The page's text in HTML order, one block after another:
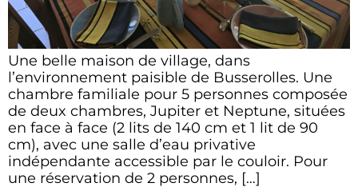
Une belle maison de village, dans
l’environnement paisible de Busserolles. Une
chambre familiale pour 5 personnes composée
de deux chambres, Jupiter et Neptune, situées
en face à face (2 lits de 140 cm et 1 lit de 90
cm), avec une salle d’eau privative
indépendante accessible par le couloir. Pour
une réservation de 2 personnes, […]